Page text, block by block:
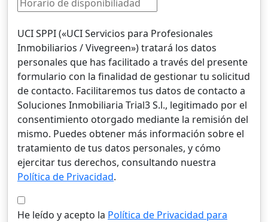
UCI SPPI («UCI Servicios para Profesionales
Inmobiliarios / Vivegreen») tratará los datos
personales que has facilitado a través del presente
formulario con la finalidad de gestionar tu solicitud
de contacto. Facilitaremos tus datos de contacto a
Soluciones Inmobiliaria Trial3 S.l., legitimado por el
consentimiento otorgado mediante la remisión del
mismo. Puedes obtener más información sobre el
tratamiento de tus datos personales, y cómo
ejercitar tus derechos, consultando nuestra
Política de Privacidad.
He leído y acepto la Política de Privacidad para